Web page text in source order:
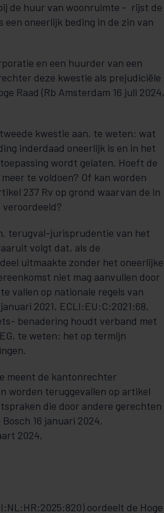
de huur van woonruimte - rijst de
een oneerlijk beding in de zin van
en een huurder van een
deze kwestie als prejudiciële
Raad (Rb Amsterdam 16 juli 2024,
kwestie aan, te weten: wat
inderdaad oneerlijk is en in het
wordt gelaten. Hoeft de
te voldoen? Of kan worden
237 Rv op grond waarvan de in
terugval-jurisprudentie van het
volgt dat, als de
uitmaakte zonder het oneerlijke
niet mag aanvullen door
vallen op nationale regels van
2021, ECLI:EU:C:2021:68,
benadering houdt verband met
te weten: het op termijn
meent de kantonrechter
worden teruggevallen op artikel
die door andere gerechten
16 januari 2024,
2024,
oordeelt de Hoge